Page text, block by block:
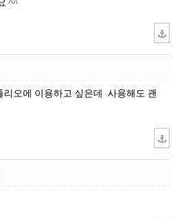
리오에 이용하고 싶은데 사용해도 괜